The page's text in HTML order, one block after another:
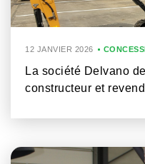
12 JANVIER 2026
La société Delvano
constructeur et